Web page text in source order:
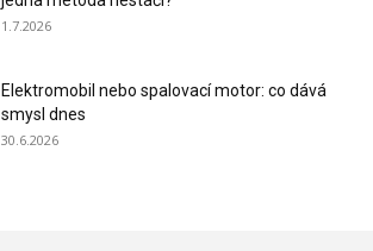
1.7.2026
Elektromobil nebo spalovací motor: co dává
smysl dnes
30.6.2026